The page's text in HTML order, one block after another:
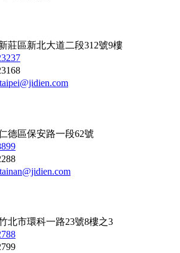
莊區新北大道二段312號9樓
德區保安路一段62號
北市環科一路23號8樓之3